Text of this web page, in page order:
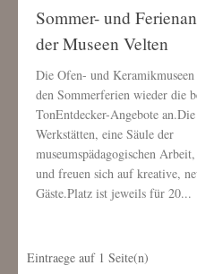
Sommer- und
der Museen Velten
Die Ofen- und
den Sommerferien wieder die
TonEntdecker-Angebote
Werkstätten, eine Säule der
museumspädagogischen
und freuen sich auf kreative,
Gäste.Platz ist jeweils für 20...
Eintraege auf 1 Seite(n)